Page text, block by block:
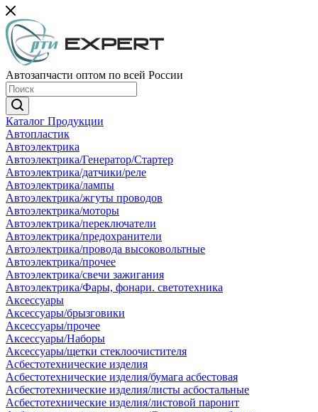
Автозапчасти оптом по всей России
Каталог Продукции
Автопластик
Автоэлектрика
Автоэлектрика/Генератор/Стартер
Автоэлектрика/датчики/реле
Автоэлектрика/лампы
Автоэлектрика/жгуты проводов
Автоэлектрика/моторы
Автоэлектрика/переключатели
Автоэлектрика/предохранители
Автоэлектрика/провода высоковольтные
Автоэлектрика/прочее
Автоэлектрика/свечи зажигания
Автоэлектрика/Фары, фонари. светотехника
Аксессуары
Аксессуары/брызговики
Аксессуары/прочее
Аксессуары/Наборы
Аксессуары/щетки стеклоочистителя
Асбестотехнические изделия
Асбестотехнические изделия/бумага асбестовая
Асбестотехнические изделия/листы асбостальные
Асбестотехнические изделия/листовой паронит